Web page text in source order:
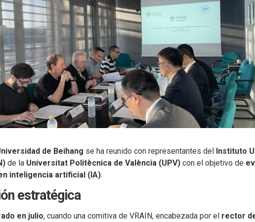
de Beihang se ha reunido con representantes del Instituto
de la Universitat Politècnica de València (UPV) con el objetivo de
inteligencia artificial (IA).
estratégica
en julio, cuando una comitiva de VRAIN, encabezada por el rector